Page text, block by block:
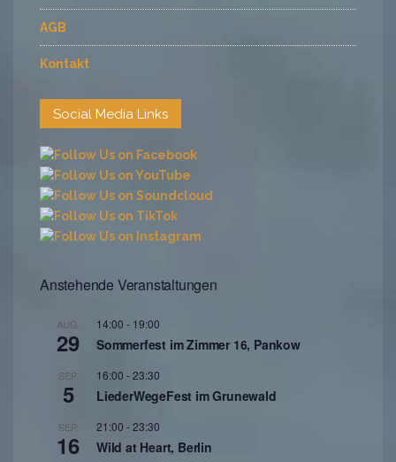
AGB
Kontakt
Social Media Links
Anstehende Veranstaltungen
AUG.
29
14:00 - 19:00
Sommerfest im Zimmer 16, Pankow
SEP.
5
16:00 -23:30
LiederWegeFest im Grunewald
SEP.
16
21:00 -23:30
Wild at Heart, Berlin